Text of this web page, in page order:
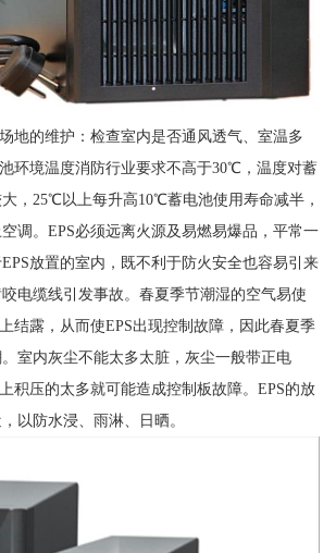
地的维护：检查室内是否通风透气、室温多
环境温度消防行业要求不高于30℃，温度对蓄
，25℃以上每升高10℃蓄电池使用寿命减半，
调。EPS必须远离火源及易燃易爆品，平常一
放置的室内，既不利于防火安全也容易引来
电缆线引发事故。春夏季节潮湿的空气易使
结露，从而使EPS出现控制故障，因此春夏季
室内灰尘不能太多太脏，灰尘一般带正电
积压的太多就可能造成控制板故障。EPS的放
以防水浸、雨淋、日晒。